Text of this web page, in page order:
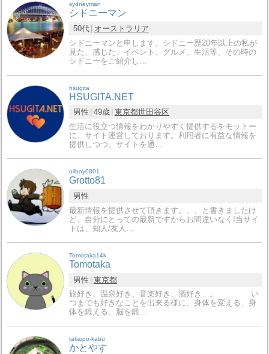
sydneyman
シドニーマン
50代
オーストラリア
シドニーマンと申します。シドニー歴20年以上の私が
見た、感じた、イベント、グルメ、生活等、その時の
シドニーをご紹介し…
hsugita
HSUGITA.NET
男性 49歳 東京都世田谷区
生活に役立つ情報をわかりやすく提供するをモットー
に、サイト運営しております。利用者に有益な情報を
提供しつつ、サイトを通…
oilboy0801
Grotto81
男性
最新情報を提供させて頂きます。、、と書きましたけ
ど、自分にとっての最新ですからお間違いなく!当サイ
トは、知人/友人…
Tomotaka14k
Tomotaka
男性 東京都
旅好き、温泉好き、音楽好き、酒好き…。 い
つまでも好きなことを出来る様に、身体を変える、身
体を鍛える、脳を鍛…
tatiaipo-kabu
かとやす